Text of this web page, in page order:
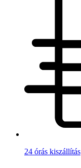
24 órás kiszállítás